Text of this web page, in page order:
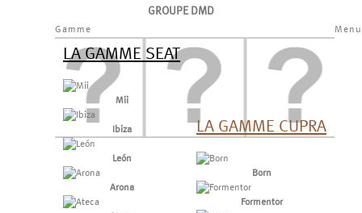
GROUPE DMD
Menu
Gamme
LA GAMME SEAT
Mii
Ibiza
León
Arona
LA GAMME CUPRA
Born
Formentor